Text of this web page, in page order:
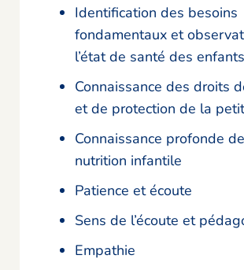
Identification des besoins
fondamentaux et
l’état de santé des enfants
Connaissance des droits
et de protection de la
Connaissance profonde
nutrition infantile
Patience et écoute
Sens de l’écoute et
Empathie